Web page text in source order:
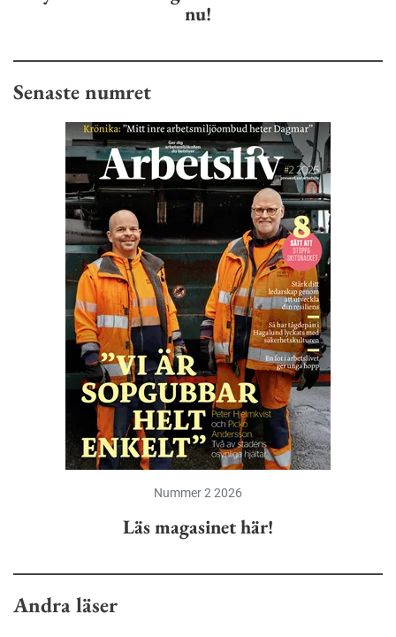
nu!
Senaste numret
Nummer 2 2026
Läs magasinet här!
Andra läser